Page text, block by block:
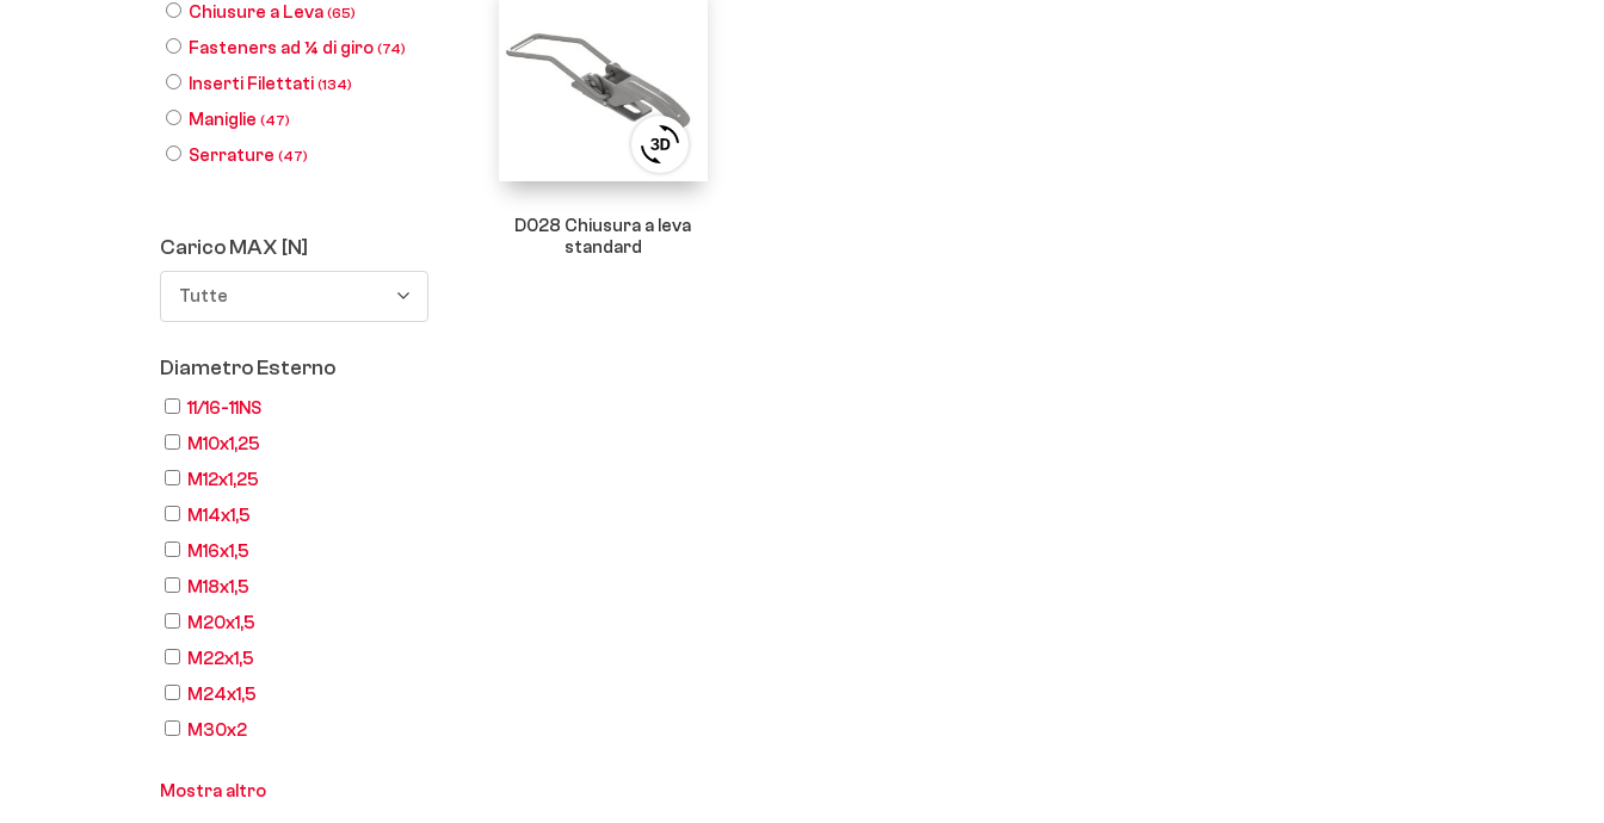
Chiusure a Leva(65)
Fasteners ad ¼ di giro(74)
Inserti Filettati(134)
Maniglie(47)
Serrature(47)
Carico MAX [N]
Tutte
Diametro Esterno
11/16-11NS
M10x1,25
M12x1,25
M14x1,5
M16x1,5
M18x1,5
M20x1,5
M22x1,5
M24x1,5
M30x2
Mostra altro
View
3D
product
D028 Chiusura a leva
standard